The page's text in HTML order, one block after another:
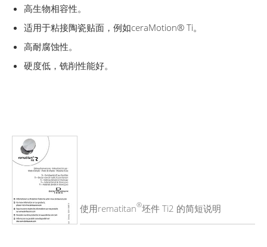
高生物相容性。
适用于粘接陶瓷贴面，例如ceraMotion® Ti。
高耐腐蚀性。
硬度低，铣削性能好。
使用rematitan®坯件 Ti2 的简短说明